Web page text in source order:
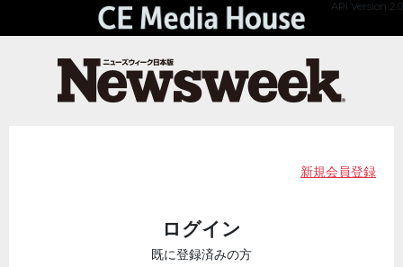
API Version 2.0
新規会員登録
ログイン
既に登録済みの方